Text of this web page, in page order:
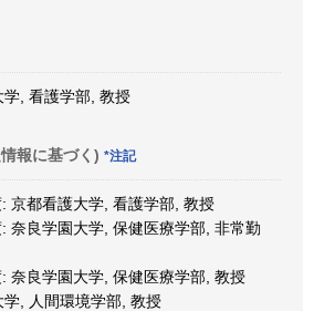
, 看護学部, 教授
報に基づく) *注記
京都看護大学, 看護学部, 教授
奈良学園大学, 保健医療学部, 非常勤
奈良学園大学, 保健医療学部, 教授
, 人間環境学部, 教授